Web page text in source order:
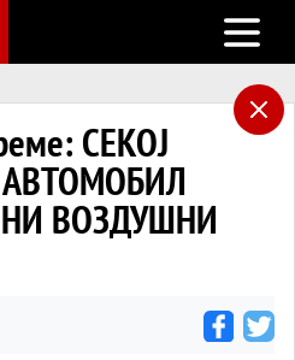
Open
СЕКОЈ
ВОЗДУШНИ